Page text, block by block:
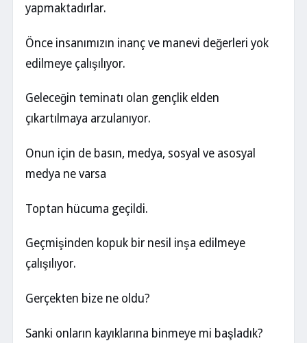
yapmaktadırlar.
Önce insanımızın inanç ve manevi değerleri yok
edilmeye çalışılıyor.
Geleceğin teminatı olan gençlik elden
çıkartılmaya arzulanıyor.
Onun için de basın, medya, sosyal ve asosyal
medya ne varsa
Toptan hücuma geçildi.
Geçmişinden kopuk bir nesil inşa edilmeye
çalışılıyor.
Gerçekten bize ne oldu?
Sanki onların kayıklarına binmeye mi başladık?